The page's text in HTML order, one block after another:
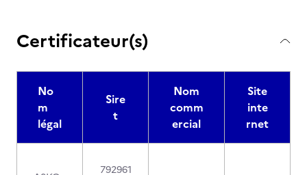
Certificateur(s)
No
m
légal
Sire
t
Nom
comm
ercial
Site
inte
rnet
792961